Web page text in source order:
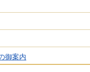
御案内